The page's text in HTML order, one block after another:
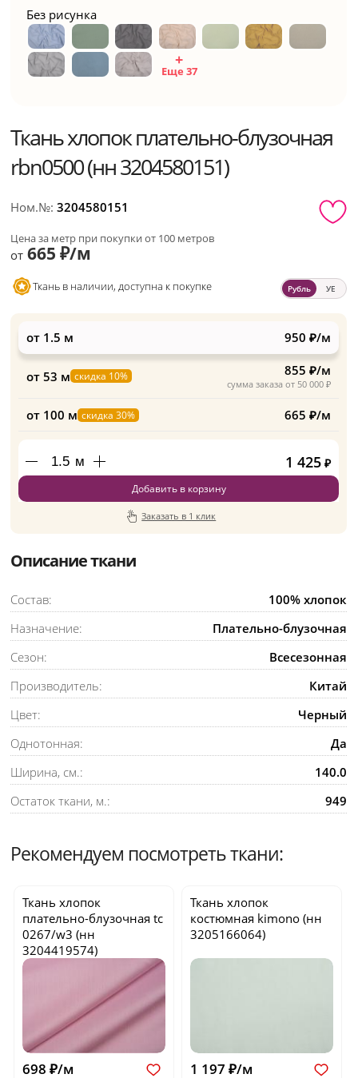
Без рисунка
Еще 37
Ткань хлопок плательно-блузочная
rbn0500 (нн 3204580151)
Ном.№:3204580151
Цена за метр при покупки от 100 метров
от 665 ₽/м
Ткань в наличии, доступна к покупке Рубль УЕ
от 1.5 м 950 ₽/м
от 53 м скидка 10%
сумма заказа от 50 000 ₽
855 ₽/м
от 100 м скидка 30% 665 ₽/м
м 1 425 ₽
Добавить в корзину
Заказать в 1 клик
Описание ткани
Состав:
100% хлопок
Назначение:
Плательно-блузочная
Сезон:
Всесезонная
Производитель:
Китай
Цвет:
Черный
Однотонная:
Да
Ширина, см.:
140.0
Остаток ткани, м.:
949
Рекомендуем посмотреть ткани:
Ткань хлопок
плательно-блузочнаяtc
0267/w3 (нн
3204419574)
698 ₽/м
Ткань хлопок
костюмная kimono (нн
3205166064)
1 197 ₽/м